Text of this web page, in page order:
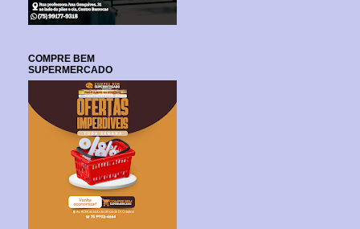
COMPRE BEM
SUPERMERCADO